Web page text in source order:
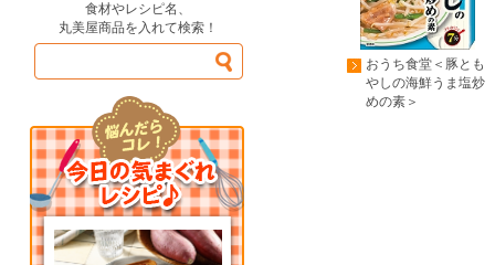
食材やレシピ名、
丸美屋商品を入れて検索！
おうち食堂＜豚とも
やしの海鮮うま塩炒
めの素＞